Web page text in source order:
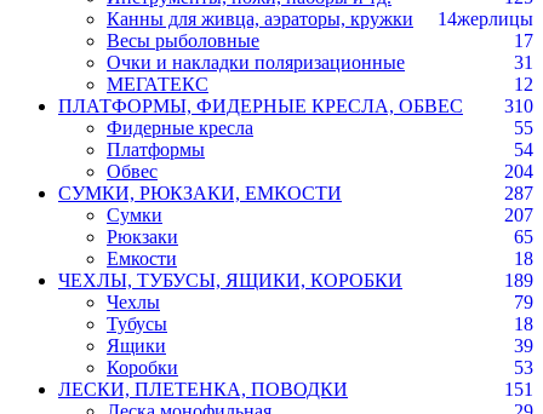
Канны для живца, аэраторы, кружки
жерлицы
14
Весы рыболовные
17
Очки и накладки поляризационные
31
МЕГАТЕКС
12
ПЛАТФОРМЫ, ФИДЕРНЫЕ КРЕСЛА, ОБВЕС
310
Фидерные кресла
55
Платформы
54
Обвес
204
СУМКИ, РЮКЗАКИ, ЕМКОСТИ
287
Сумки
207
Рюкзаки
65
Емкости
18
ЧЕХЛЫ, ТУБУСЫ, ЯЩИКИ, КОРОБКИ
189
Чехлы
79
Тубусы
18
Ящики
39
Коробки
53
ЛЕСКИ, ПЛЕТЕНКА, ПОВОДКИ
151